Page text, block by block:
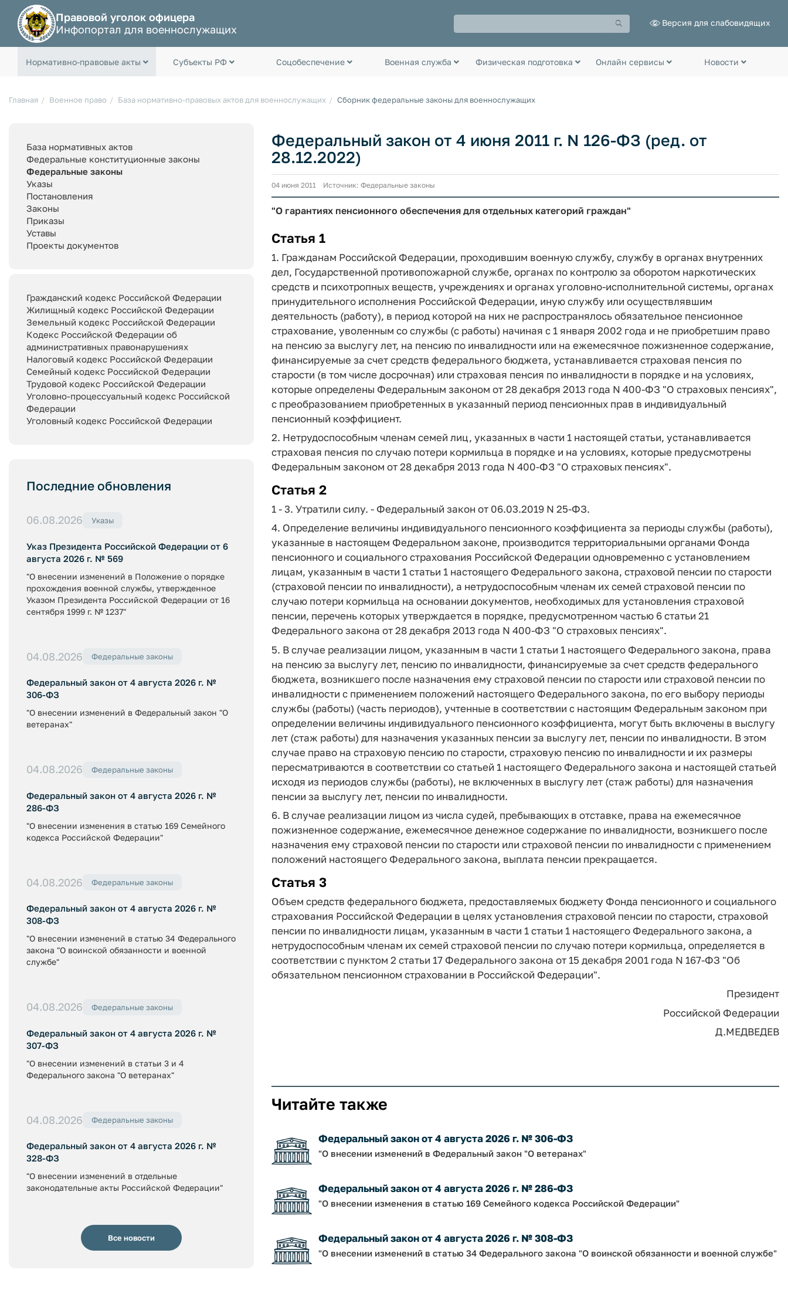
Правовой уголок офицера
Инфопортал для военнослужащих
Версия для слабовидящих
Нормативно-правовые акты Субъекты РФ Соцобеспечение Военная служба Физическая подготовка Онлайн сервисы Новости
Главная Военное право База нормативно-правовых актов для военнослужащих Сборник федеральные законы для военнослужащих
База нормативных актов
Федеральные конституционные законы
Федеральные законы
Указы
Постановления
Законы
Приказы
Уставы
Проекты документов
Гражданский кодекс Российской Федерации
Жилищный кодекс Российской Федерации
Земельный кодекс Российской Федерации
Кодекс Российской Федерации об
административных правонарушениях
Налоговый кодекс Российской Федерации
Семейный кодекс Российской Федерации
Трудовой кодекс Российской Федерации
Уголовно-процессуальный кодекс Российской
Федерации
Уголовный кодекс Российской Федерации
Последние обновления
06.08.2026 Указы
Указ Президента Российской Федерации от 6
августа 2026 г. № 569
"О внесении изменений в Положение о порядке
прохождения военной службы, утвержденное
Указом Президента Российской Федерации от 16
сентября 1999 г. № 1237"
04.08.2026 Федеральные законы
Федеральный закон от 4 августа 2026 г. №
306-ФЗ
"О внесении изменений в Федеральный закон "О
ветеранах"
04.08.2026 Федеральные законы
Федеральный закон от 4 августа 2026 г. №
286-ФЗ
"О внесении изменения в статью 169 Семейного
кодекса Российской Федерации"
04.08.2026 Федеральные законы
Федеральный закон от 4 августа 2026 г. №
308-ФЗ
"О внесении изменений в статью 34 Федерального
закона "О воинской обязанности и военной
службе"
04.08.2026 Федеральные законы
Федеральный закон от 4 августа 2026 г. №
307-ФЗ
"О внесении изменений в статьи 3 и 4
Федерального закона "О ветеранах"
04.08.2026 Федеральные законы
Федеральный закон от 4 августа 2026 г. №
328-ФЗ
"О внесении изменений в отдельные
законодательные акты Российской Федерации"
Все новости
Федеральный закон от 4 июня 2011 г. N 126-ФЗ (ред. от
28.12.2022)
04 июня 2011 Источник: Федеральные законы
"О гарантиях пенсионного обеспечения для отдельных категорий граждан"
Статья 1
1. Гражданам Российской Федерации, проходившим военную службу, службу в органах внутренних
дел, Государственной противопожарной службе, органах по контролю за оборотом наркотических
средств и психотропных веществ, учреждениях и органах уголовно-исполнительной системы, органах
принудительного исполнения Российской Федерации, иную службу или осуществлявшим
деятельность (работу), в период которой на них не распространялось обязательное пенсионное
страхование, уволенным со службы (с работы) начиная с 1 января 2002 года и не приобретшим право
на пенсию за выслугу лет, на пенсию по инвалидности или на ежемесячное пожизненное содержание,
финансируемые за счет средств федерального бюджета, устанавливается страховая пенсия по
старости (в том числе досрочная) или страховая пенсия по инвалидности в порядке и на условиях,
которые определены Федеральным законом от 28 декабря 2013 года N 400-ФЗ "О страховых пенсиях",
с преобразованием приобретенных в указанный период пенсионных прав в индивидуальный
пенсионный коэффициент.
2. Нетрудоспособным членам семей лиц, указанных в части 1 настоящей статьи, устанавливается
страховая пенсия по случаю потери кормильца в порядке и на условиях, которые предусмотрены
Федеральным законом от 28 декабря 2013 года N 400-ФЗ "О страховых пенсиях".
Статья 2
1 - 3. Утратили силу. - Федеральный закон от 06.03.2019 N 25-ФЗ.
4. Определение величины индивидуального пенсионного коэффициента за периоды службы (работы),
указанные в настоящем Федеральном законе, производится территориальными органами Фонда
пенсионного и социального страхования Российской Федерации одновременно с установлением
лицам, указанным в части 1 статьи 1 настоящего Федерального закона, страховой пенсии по старости
(страховой пенсии по инвалидности), а нетрудоспособным членам их семей страховой пенсии по
случаю потери кормильца на основании документов, необходимых для установления страховой
пенсии, перечень которых утверждается в порядке, предусмотренном частью 6 статьи 21
Федерального закона от 28 декабря 2013 года N 400-ФЗ "О страховых пенсиях".
5. В случае реализации лицом, указанным в части 1 статьи 1 настоящего Федерального закона, права
на пенсию за выслугу лет, пенсию по инвалидности, финансируемые за счет средств федерального
бюджета, возникшего после назначения ему страховой пенсии по старости или страховой пенсии по
инвалидности с применением положений настоящего Федерального закона, по его выбору периоды
службы (работы) (часть периодов), учтенные в соответствии с настоящим Федеральным законом при
определении величины индивидуального пенсионного коэффициента, могут быть включены в выслугу
лет (стаж работы) для назначения указанных пенсии за выслугу лет, пенсии по инвалидности. В этом
случае право на страховую пенсию по старости, страховую пенсию по инвалидности и их размеры
пересматриваются в соответствии со статьей 1 настоящего Федерального закона и настоящей статьей
исходя из периодов службы (работы), не включенных в выслугу лет (стаж работы) для назначения
пенсии за выслугу лет, пенсии по инвалидности.
6. В случае реализации лицом из числа судей, пребывающих в отставке, права на ежемесячное
пожизненное содержание, ежемесячное денежное содержание по инвалидности, возникшего после
назначения ему страховой пенсии по старости или страховой пенсии по инвалидности с применением
положений настоящего Федерального закона, выплата пенсии прекращается.
Статья 3
Объем средств федерального бюджета, предоставляемых бюджету Фонда пенсионного и социального
страхования Российской Федерации в целях установления страховой пенсии по старости, страховой
пенсии по инвалидности лицам, указанным в части 1 статьи 1 настоящего Федерального закона, а
нетрудоспособным членам их семей страховой пенсии по случаю потери кормильца, определяется в
соответствии с пунктом 2 статьи 17 Федерального закона от 15 декабря 2001 года N 167-ФЗ "Об
обязательном пенсионном страховании в Российской Федерации".
Президент
Российской Федерации
Д.МЕДВЕДЕВ
Читайте также
Федеральный закон от 4 августа 2026 г. № 306-ФЗ
"О внесении изменений в Федеральный закон "О ветеранах"
Федеральный закон от 4 августа 2026 г. № 286-ФЗ
"О внесении изменения в статью 169 Семейного кодекса Российской Федерации"
Федеральный закон от 4 августа 2026 г. № 308-ФЗ
"О внесении изменений в статью 34 Федерального закона "О воинской обязанности и военной службе"